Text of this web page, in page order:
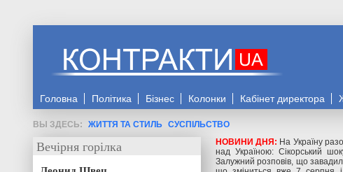
Головна Політика Бізнес Колонки Кабінет директора
ЖИТТЯ ТА СТИЛЬ СУСПІЛЬСТВО
НОВИНИ ДНЯ: На Україну
над Україною: Сікорський
Залужний розповів, що
Вечірня горілка